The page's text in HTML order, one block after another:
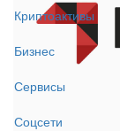
Криптоактивы
Бизнес
Сервисы
Соцсети